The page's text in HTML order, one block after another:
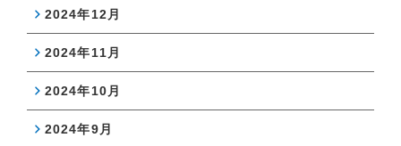
2024年12月
2024年11月
2024年10月
2024年9月